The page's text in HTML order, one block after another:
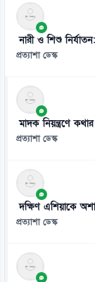
৭
সাকিব আল হাসানের
০৬ আগস্ট
দিল্লিতে হাসিনার
০৬ আগস্ট
নারী ও শিশু
প্রত্যাশা ডেস্ক
মাদক নিয়ন্ত্রণে
প্রত্যাশা ডেস্ক
দক্ষিণ এশিয়াকে
প্রত্যাশা ডেস্ক